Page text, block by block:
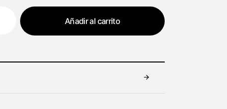
Añadir al carrito